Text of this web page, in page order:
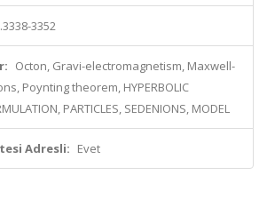
3352
Octon, Gravi-electromagnetism, Maxwell-
Poynting theorem, HYPERBOLIC
PARTICLES, SEDENIONS, MODEL
Adresli: Evet